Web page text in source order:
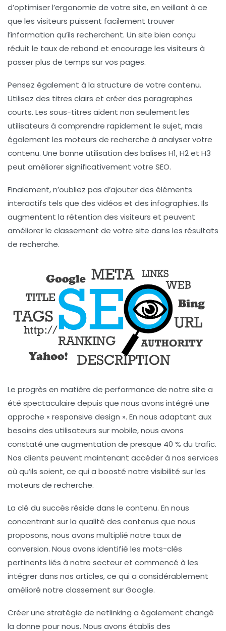
d’optimiser l’ergonomie de votre site, en veillant à ce
que les visiteurs puissent facilement trouver
l’information qu’ils recherchent. Un site bien conçu
réduit le taux de rebond et encourage les visiteurs à
passer plus de temps sur vos pages.
Pensez également à la structure de votre contenu.
Utilisez des titres clairs et créer des paragraphes
courts. Les sous-titres aident non seulement les
utilisateurs à comprendre rapidement le sujet, mais
également les moteurs de recherche à analyser votre
contenu. Une bonne utilisation des balises H1, H2 et H3
peut améliorer significativement votre SEO.
Finalement, n’oubliez pas d’ajouter des éléments
interactifs tels que des vidéos et des infographies. Ils
augmentent la rétention des visiteurs et peuvent
améliorer le classement de votre site dans les résultats
de recherche.
Le progrès en matière de performance de notre site a
été spectaculaire depuis que nous avons intégré une
approche « responsive design ». En nous adaptant aux
besoins des utilisateurs sur mobile, nous avons
constaté une augmentation de presque 40 % du trafic.
Nos clients peuvent maintenant accéder à nos services
où qu’ils soient, ce qui a boosté notre visibilité sur les
moteurs de recherche.
La clé du succès réside dans le contenu. En nous
concentrant sur la qualité des contenus que nous
proposons, nous avons multiplié notre taux de
conversion. Nous avons identifié les mots-clés
pertinents liés à notre secteur et commencé à les
intégrer dans nos articles, ce qui a considérablement
amélioré notre classement sur Google.
Créer une stratégie de netlinking a également changé
la donne pour nous. Nous avons établis des